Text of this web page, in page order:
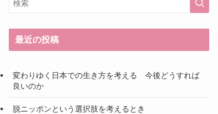
最近の投稿
変わりゆく日本での生き方を考える 今後どうすれば
良いのか
脱ニッポンという選択肢を考えるとき